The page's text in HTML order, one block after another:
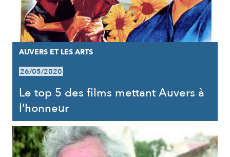
AUVERS ET LES ARTS
26/05/2020
Le top 5 des films mettant Auvers à
l’honneur